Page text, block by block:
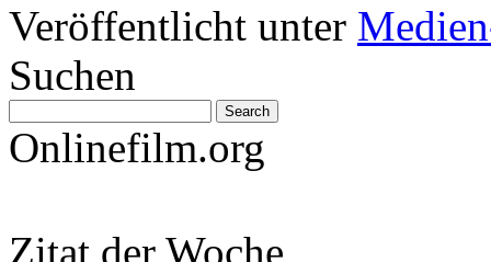
Veröffentlicht unter
Suchen
Onlinefilm.org
Zitat der Woche